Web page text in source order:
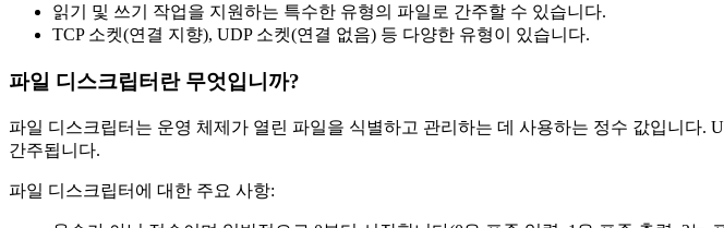
읽기 및 쓰기 작업을 지원하는 특수한 유형의 파일로 간주할 수 있습니다.
TCP 소켓(연결 지향), UDP 소켓(연결 없음) 등 다양한 유형이 있습니다.
파일 디스크립터란 무엇입니까?
파일 디스크립터는 운영 체제가 열린 파일을 식별하고 관리하는 데 사용하는 정수 값입니다
간주됩니다.
파일 디스크립터에 대한 주요 사항: